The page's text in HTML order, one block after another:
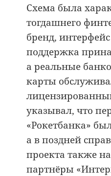
Схема была
тогдашнего
бренд,
поддержка
а реальные
карты
указывал, что
«Рокетбанка»
а в поздней
проекта также
партнёры